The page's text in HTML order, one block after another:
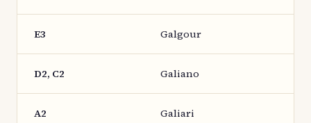
E3 Galgour
D2, C2 Galiano
A2 Galiari